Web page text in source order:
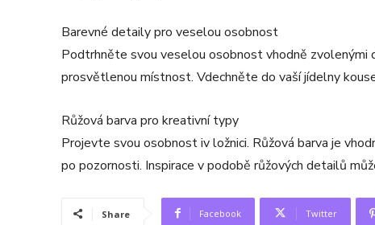
Barevné detaily pro veselou osobnost
Podtrhněte svou veselou osobnost vhodně zvolenými
prosvětlenou místnost. Vdechněte do vaší jídelny
Růžová barva pro kreativní typy
Projevte svou osobnost iv ložnici. Růžová barva je
po pozornosti. Inspirace v podobě růžových detailů
Share Facebook Twitter